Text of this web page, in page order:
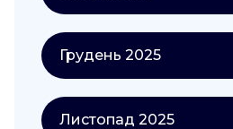
Грудень 2025
Листопад 2025